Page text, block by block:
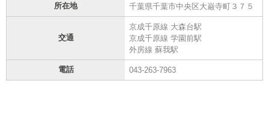
所在地 千葉県千葉市中央区大巌寺町３７５
交通
京成千原線 大森台駅
京成千原線 学園前駅
外房線 蘇我駅
電話 043-263-7963